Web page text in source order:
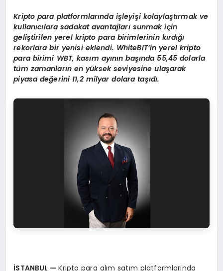
Kripto para platformlarında işleyişi kolaylaştırmak ve
kullanıcılara sadakat avantajları sunmak için
geliştirilen yerel kripto para birimlerinin kırdığı
rekorlara bir yenisi eklendi. WhiteBIT’in yerel kripto
para birimi WBT, kasım ayının başında 55,45 dolarla
tüm zamanların en yüksek seviyesine ulaşarak
piyasa değerini 11,2 milyar dolara taşıdı.
İSTANBUL —Kripto para alım satım platformlarında